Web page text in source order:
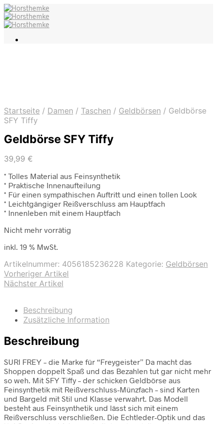
Startseite / Damen / Taschen / Geldbörsen / Geldbörse
SFY Tiffy
Geldbörse SFY Tiffy
39,99 €
* Tolles Material aus Feinsynthetik
* Praktische Innenaufteilung
* Für einen sympathischen Auftritt und einen tollen Look
* Leichtgängiger Reißverschluss am Hauptfach
* Innenleben mit einem Hauptfach
Nicht mehr vorrätig
inkl. 19 % MwSt.
Artikelnummer: 4056185236228 Kategorie: Geldbörsen
Vorheriger Artikel
Nächster Artikel
Beschreibung
Zusätzliche Information
Beschreibung
SURI FREY – die Marke für “Freygeister” Da macht das
Shoppen doppelt Spaß und das Bezahlen tut gar nicht mehr
so weh. Mit SFY Tiffy – der schicken Geldbörse aus
Feinsynthetik mit Reißverschluss-Münzfach – sind Karten
und Bargeld mit Stil und Klasse verwahrt. Das Modell
besteht aus Feinsynthetik und lässt sich mit einem
Reißverschluss verschließen. Die Echtleder-Optik und das